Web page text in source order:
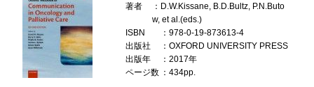
著者
：D.W.Kissane, B.D.Bultz, P.N.Buto
w, et al.(eds.)
ISBN
：978-0-19-873613-4
出版社
：OXFORD UNIVERSITY PRESS
出版年
：2017年
ページ数 ：434pp.